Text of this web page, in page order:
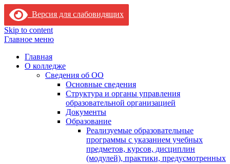
Версия для слабовидящих
Skip to content
Главное меню
Главная
О колледже
Сведения об ОО
Основные сведения
Структура и органы управления
образовательной организацией
Документы
Образование
Реализуемые образовательные
программы с указанием учебных
предметов, курсов, дисциплин
(модулей), практики, предусмотренных